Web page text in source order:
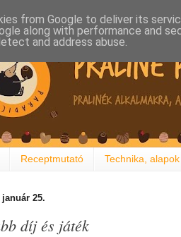
Receptmutató Technika, alapok
január 25.
díj és játék
from Google to deliver its
along with performance and
and address abuse.